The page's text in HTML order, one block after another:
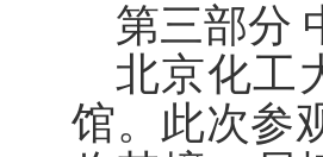
第三部分
北京化工
馆。此次参